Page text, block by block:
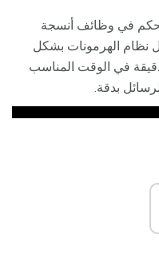
في وظائف أنسجة
نظام الهرمونات بشكل
في الوقت المناسب
بدقة.